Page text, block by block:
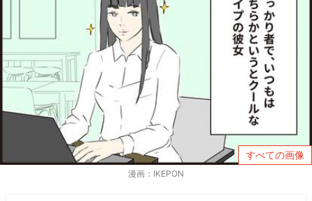
すべての画像
漫画：IKEPON